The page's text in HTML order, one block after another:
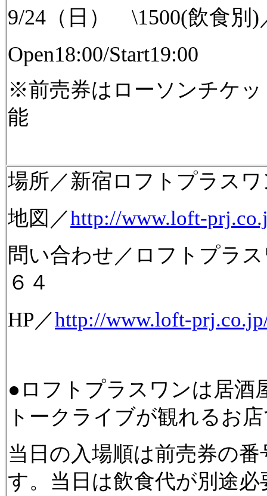
9/24（日） \1500(飲食別)
Open18:00/Start19:00
※前売券はローソンチケ
能
場所／新宿ロフトプラスワ
地図／http://www.loft-
問い合わせ／ロフトプラ
６４
HP／http://www.loft-
●ロフトプラスワンは居酒
トークライブが観れるお
当日の入場順は前売券の
す。当日は飲食代が別途